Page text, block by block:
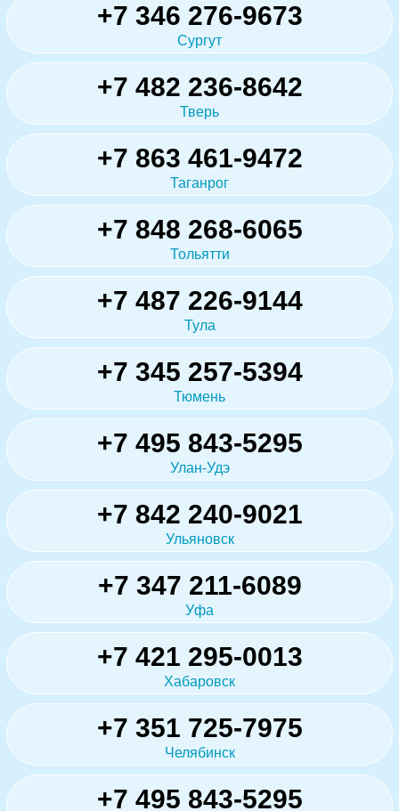
+7 346 276-9673
Сургут
+7 482 236-8642
Тверь
+7 863 461-9472
Таганрог
+7 848 268-6065
Тольятти
+7 487 226-9144
Тула
+7 345 257-5394
Тюмень
+7 495 843-5295
Улан-Удэ
+7 842 240-9021
Ульяновск
+7 347 211-6089
Уфа
+7 421 295-0013
Хабаровск
+7 351 725-7975
Челябинск
+7 495 843-5295